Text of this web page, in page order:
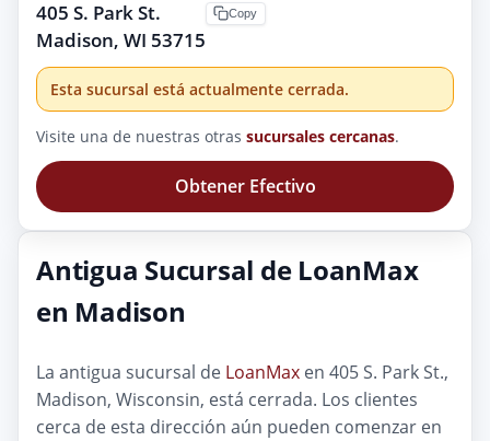
405 S. Park St.
Madison, WI 53715
Copy
Esta sucursal está actualmente cerrada.
Visite una de nuestras otras sucursales cercanas.
Obtener Efectivo
Antigua Sucursal de LoanMax
en Madison
La antigua sucursal de LoanMax en 405 S. Park St.,
Madison, Wisconsin, está cerrada. Los clientes
cerca de esta dirección aún pueden comenzar en